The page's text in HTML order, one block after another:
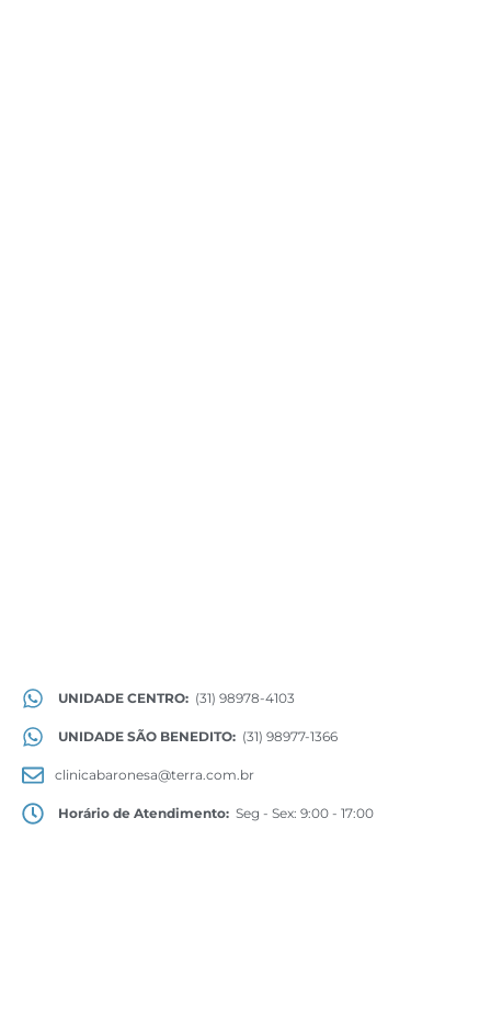
UNIDADE CENTRO: (31) 98978-4103
UNIDADE SÃO BENEDITO: (31) 98977-1366
clinicabaronesa@terra.com.br
Horário de Atendimento: Seg - Sex: 9:00 - 17:00